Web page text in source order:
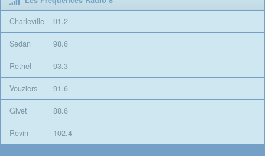
Charleville
91.2
Sedan 98.6
Rethel 93.3
Vouziers 91.6
Givet 88.6
Revin 102.4